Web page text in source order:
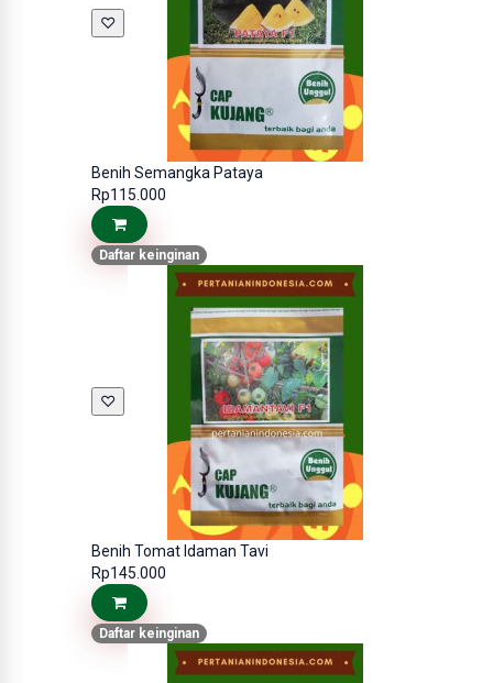
♡
Benih Semangka Pataya
Rp115.000
Daftar keinginan
♡
Benih Tomat Idaman Tavi
Rp145.000
Daftar keinginan